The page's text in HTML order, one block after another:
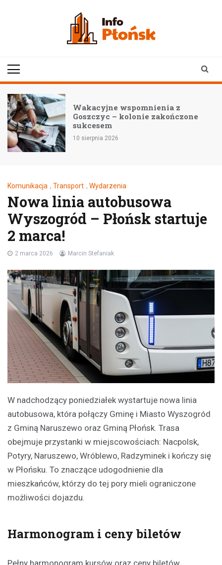
Wakacyjne wspomnienia z
Goszczyc – kolonie zakończone
sukcesem
10 sierpnia 2026
Komunikacja , Transport , Wydarzenia
Nowa linia autobusowa
Wyszogród – Płońsk startuje
2 marca!
2 marca 2026 Marcin Stefaniak
W nadchodzący poniedziałek wystartuje nowa linia
autobusowa, która połączy Gminę i Miasto Wyszogród
z Gminą Naruszewo oraz Gminą Płońsk. Trasa
obejmuje przystanki w miejscowościach: Nacpolsk,
Potyry, Naruszewo, Wróblewo, Radzyminek i kończy się
w Płońsku. To znaczące udogodnienie dla
mieszkańców, którzy do tej pory mieli ograniczone
możliwości dojazdu.
Harmonogram i ceny biletów